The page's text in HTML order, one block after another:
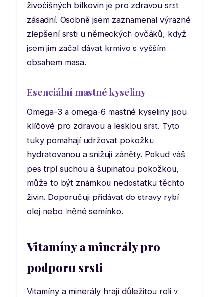
živočišných bílkovin je pro zdravou srst
zásadní. Osobně jsem zaznamenal výrazné
zlepšení srsti u německých ovčáků, když
jsem jim začal dávat krmivo s vyšším
obsahem masa.
Esenciální mastné kyseliny
Omega-3 a omega-6 mastné kyseliny jsou
klíčové pro zdravou a lesklou srst. Tyto
tuky pomáhají udržovat pokožku
hydratovanou a snižují záněty. Pokud váš
pes trpí suchou a šupinatou pokožkou,
může to být známkou nedostatku těchto
živin. Doporučuji přidávat do stravy rybí
olej nebo lněné semínko.
Vitamíny a minerály pro
podporu srsti
Vitamíny a minerály hrají důležitou roli v